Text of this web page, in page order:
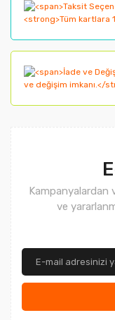
Bu ürüne
Kampanyalardan
ve